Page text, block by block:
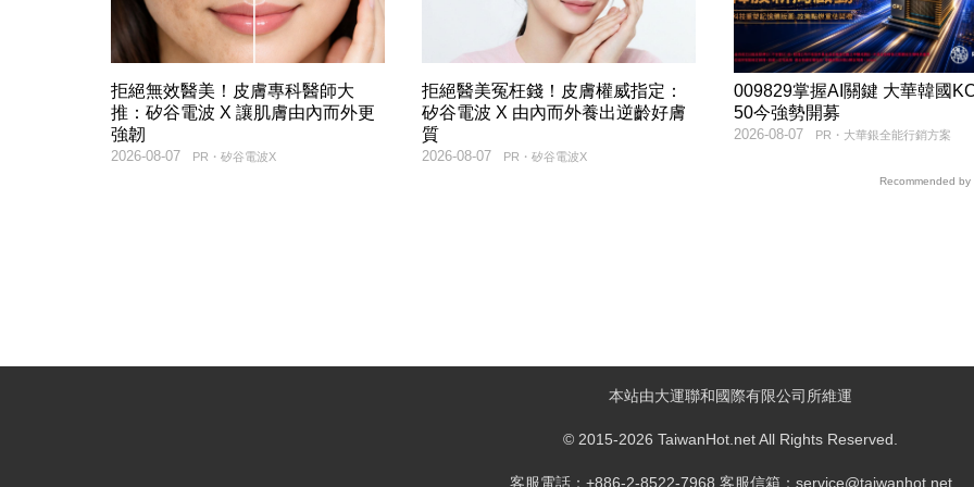
拒絕無效醫美！皮膚專科醫師大
推：矽谷電波 X 讓肌膚由內而外更
強韌
PR・矽谷電波X
2026-08-07
拒絕醫美冤枉錢！皮膚權威指定：
矽谷電波 X 由內而外養出逆齡好膚
質
PR・矽谷電波X
2026-08-07
009829掌握AI關鍵 大華韓國
50今強勢開募
PR・大華銀全能行銷方案
2026-08-07
Recommended by
本站由大運聯和國際有限公司所維運
© 2015-2026 TaiwanHot.net All Rights Reserved.
客服電話：+886-2-8522-7968 客服信箱：service@taiwanhot.net